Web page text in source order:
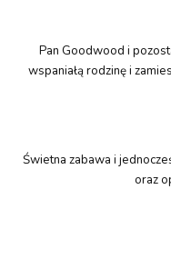
Pan Goodwood i
wspaniałą rodzinę i
Świetna zabawa i
oraz